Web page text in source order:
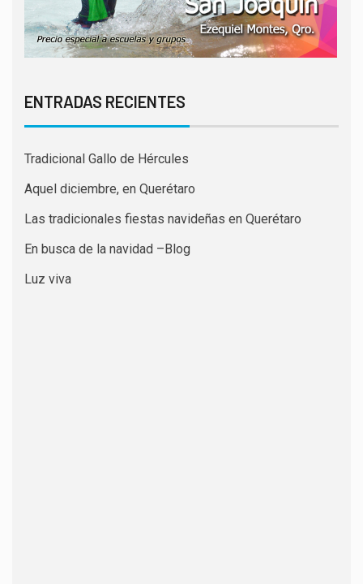
ENTRADAS RECIENTES
Tradicional Gallo de Hércules
Aquel diciembre, en Querétaro
Las tradicionales fiestas navideñas en Querétaro
En busca de la navidad –Blog
Luz viva